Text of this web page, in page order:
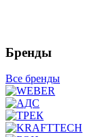
Бренды
Все бренды